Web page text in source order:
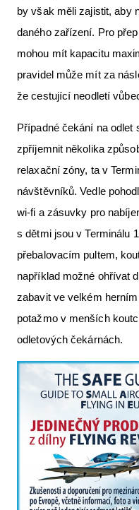
by však měli zajistit, aby
daného zařízení. Pro
mohou mít kapacitu
pravidel může mít za
že cestující neodletí
Případné čekání na odlet
zpříjemnit několika
relaxační zóny, ta v
návštěvníků. Vedle
wi-fi a zásuvky pro
s dětmi jsou v Terminálu
přebalovacím pultem,
například možné ohřívat
zabavit ve velkém
potažmo v menších
odletových čekárnách.